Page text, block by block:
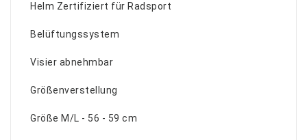
Helm Zertifiziert für Radsport
Belüftungssystem
Visier abnehmbar
Größenverstellung
Größe M/L - 56 - 59 cm